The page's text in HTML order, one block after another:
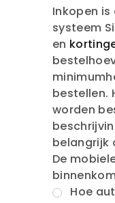
Inkopen
systeem
en
bestellen.
worden
belangrijk
De
Hoe